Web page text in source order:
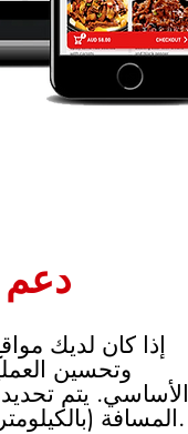
دعم
إذا كان لديك
وتحسين
الأساسي. يتم
المسافة (بالكيلومترات) من المتجر المحدد.